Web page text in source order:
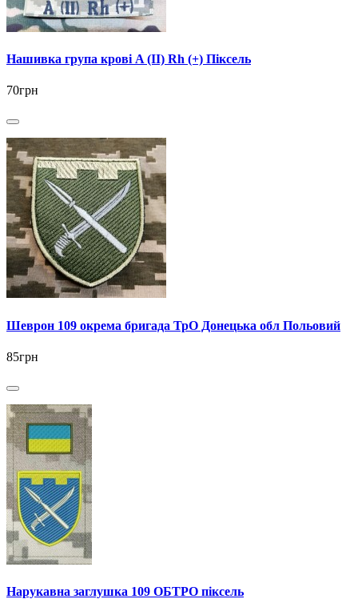
Нашивка група крові A (II) Rh (+) Піксель
70грн
Шеврон 109 окрема бригада ТрО Донецька обл Польовий
85грн
Нарукавна заглушка 109 ОБТРО піксель